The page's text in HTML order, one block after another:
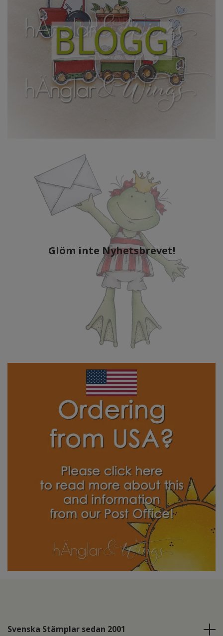
Glöm inte Nyhetsbrevet!
Svenska Stämplar sedan 2001